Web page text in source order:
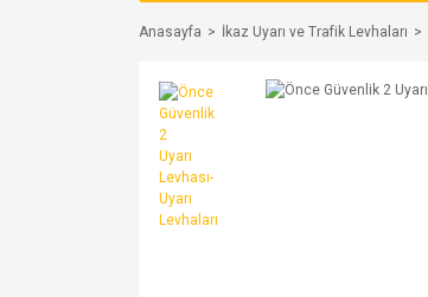
Anasayfa İkaz Uyarı ve Trafik Levhaları